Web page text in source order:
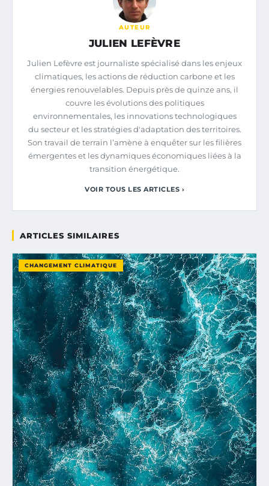
AUTEUR
JULIEN LEFÈVRE
Julien Lefèvre est journaliste spécialisé dans les enjeux
climatiques, les actions de réduction carbone et les
énergies renouvelables. Depuis près de quinze ans, il
couvre les évolutions des politiques
environnementales, les innovations technologiques
du secteur et les stratégies d'adaptation des territoires.
Son travail de terrain l’amène à enquêter sur les filières
émergentes et les dynamiques économiques liées à la
transition énergétique.
VOIR TOUS LES ARTICLES ›
ARTICLES SIMILAIRES
CHANGEMENT CLIMATIQUE